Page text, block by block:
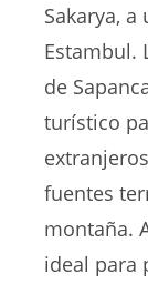
Sakarya,
Estambul.
de
turístico
fuentes
montaña.
ideal para